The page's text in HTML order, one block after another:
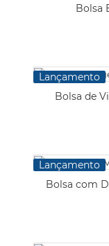
Bolsa
Lançamento
Bolsa de
Lançamento
Bolsa com